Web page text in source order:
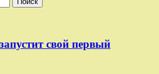
свой первый